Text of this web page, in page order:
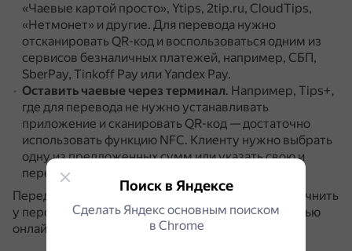
«Чаевые картой просто», Ytips, 2tip.ru, CloudTips,
«Нетмонет» и другие. Для перевода нужно
отсканировать QR-код и воспользоваться одним из
сервисов безналичных платежей, например, СБП,
SberPay, Tinkoff Pay или Yandex Pay.
Оставить чаевые через терминал. Например, Tips+,
где для перевода не нужно устанавливать
приложение и сканировать QR-код — достаточно
использовать функцию NFC. Клиенту нужно выбрать
одну из предложенных сумм или указать свою и
перевести её напрямую официанту.
Перед использованием любого сервиса стоит уточнить
у персонала заведения, возможно ли это с помощью
онлайн-оплаты.
Поиск в Яндексе
Сделать Яндекс основным поиском
в Сhrome